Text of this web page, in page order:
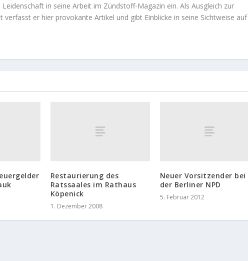
in seine Arbeit im Zündstoff-Magazin ein. Als Ausgleich zur
verfasst er hier provokante Artikel und gibt Einblicke in seine Sichtweise auf
Restaurierung des
Ratssaales im Rathaus
Köpenick
1. Dezember 2008
Neuer Vorsitzender bei
der Berliner NPD
5. Februar 2012